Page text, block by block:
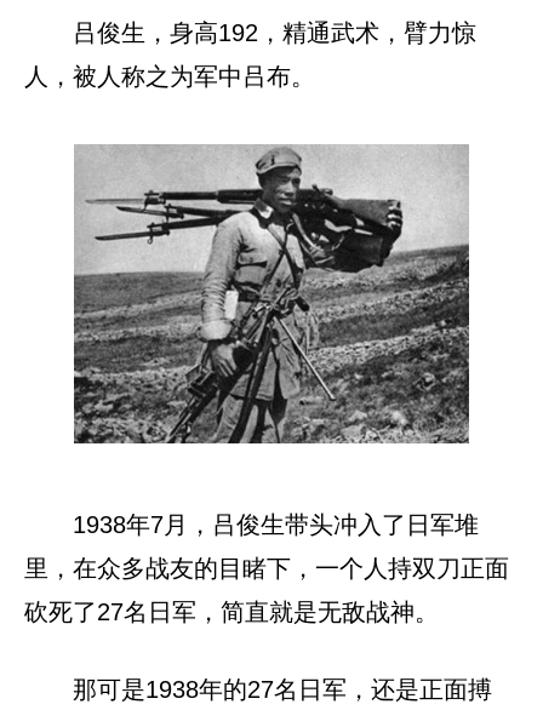
吕俊生，身高192，精通武术，臂力惊
人，被人称之为军中吕布。
1938年7月，吕俊生带头冲入了日军堆
里，在众多战友的目睹下，一个人持双刀正面
砍死了27名日军，简直就是无敌战神。
那可是1938年的27名日军，还是正面搏